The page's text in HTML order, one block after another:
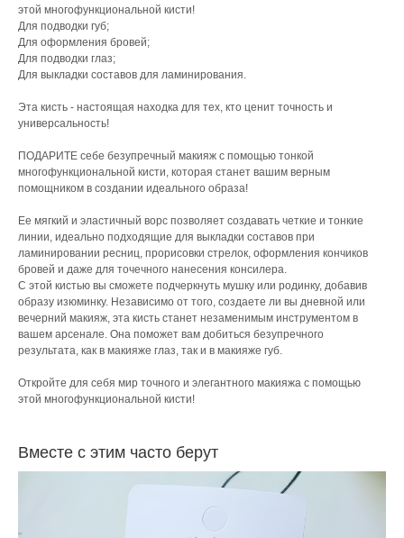
этой многофункциональной кисти!
Для подводки губ;
Для оформления бровей;
Для подводки глаз;
Для выкладки составов для ламинирования.
Эта кисть - настоящая находка для тех, кто ценит точность и
универсальность!
ПОДАРИТЕ себе безупречный макияж с помощью тонкой
многофункциональной кисти, которая станет вашим верным
помощником в создании идеального образа!
Ее мягкий и эластичный ворс позволяет создавать четкие и тонкие
линии, идеально подходящие для выкладки составов при
ламинировании ресниц, прорисовки стрелок, оформления кончиков
бровей и даже для точечного нанесения консилера.
С этой кистью вы сможете подчеркнуть мушку или родинку, добавив
образу изюминку. Независимо от того, создаете ли вы дневной или
вечерний макияж, эта кисть станет незаменимым инструментом в
вашем арсенале. Она поможет вам добиться безупречного
результата, как в макияже глаз, так и в макияже губ.
Откройте для себя мир точного и элегантного макияжа с помощью
этой многофункциональной кисти!
Вместе с этим часто берут